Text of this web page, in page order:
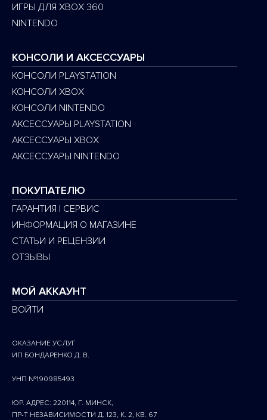
ИГРЫ ДЛЯ XBOX 360
NINTENDO
КОНСОЛИ И АКСЕССУАРЫ
КОНСОЛИ PLAYSTATION
КОНСОЛИ XBOX
КОНСОЛИ NINTENDO
АКСЕССУАРЫ PLAYSTATION
АКСЕССУАРЫ XBOX
АКСЕССУАРЫ NINTENDO
ПОКУПАТЕЛЮ
ГАРАНТИЯ | СЕРВИС
ИНФОРМАЦИЯ О МАГАЗИНЕ
СТАТЬИ И РЕЦЕНЗИИ
ОТЗЫВЫ
МОЙ АККАУНТ
ВОЙТИ
ОКАЗАНИЕ УСЛУГ
ИП БОНДАРЕНКО Д. В.
УНП №190985493
ЮР. АДРЕС: 220114, Г. МИНСК,
ПР-Т НЕЗАВИСИМОСТИ Д. 123, К. 2, КВ. 67